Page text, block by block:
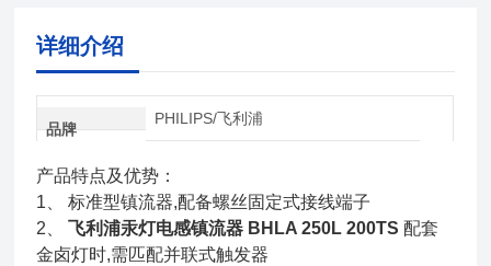
详细介绍
品牌
PHILIPS/飞利浦
产品特点及优势：
1、 标准型镇流器,配备螺丝固定式接线端子
2、飞利浦汞灯电感镇流器 BHLA 250L 200TS 配套
金卤灯时,需匹配并联式触发器